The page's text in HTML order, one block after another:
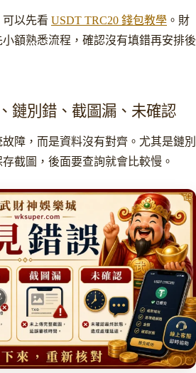
以先看 USDT TRC20 錢包教學 。財
額熟悉流程，確認沒有填錯再安排後
鏈別錯、截圖漏、未確認
障，而是資料沒有對齊。尤其是鏈別
截圖，後面要查詢就會比較慢。